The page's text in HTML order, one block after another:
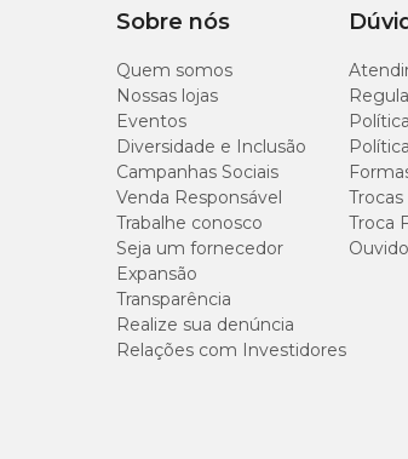
Doxiciclina base: 50mg;
veículo q.s.p: 250mg.
Como usar o Doxifin 50mg
O antibióticoDoxifin Tabs 50mg
com rações e petiscos.
A dose terapêutica da doxiciclina é de
tratamento de erliquiose, por 28 dias
Obs.: A partição dos comprimidos
Sobre nós
Quem somos
Nossas lojas
Eventos
Diversidade e Inclusão
Campanhas Sociais
Venda Responsável
Trabalhe conosco
Seja um fornecedor
Expansão
Transparência
Realize sua denúncia
Relações com Investidores
Troca